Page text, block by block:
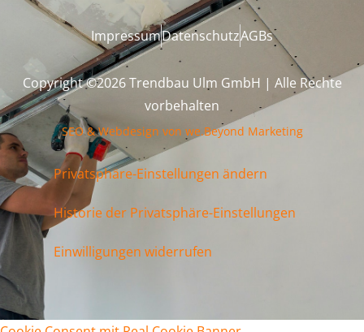
ImpressumDatenschutzAGBs
Copyright ©2026 Trendbau Ulm GmbH | Alle Rechte
vorbehalten
SEO & Webdesign von we.Beyond Marketing
Privatsphäre-Einstellungen ändern
Historie der Privatsphäre-Einstellungen
Einwilligungen widerrufen